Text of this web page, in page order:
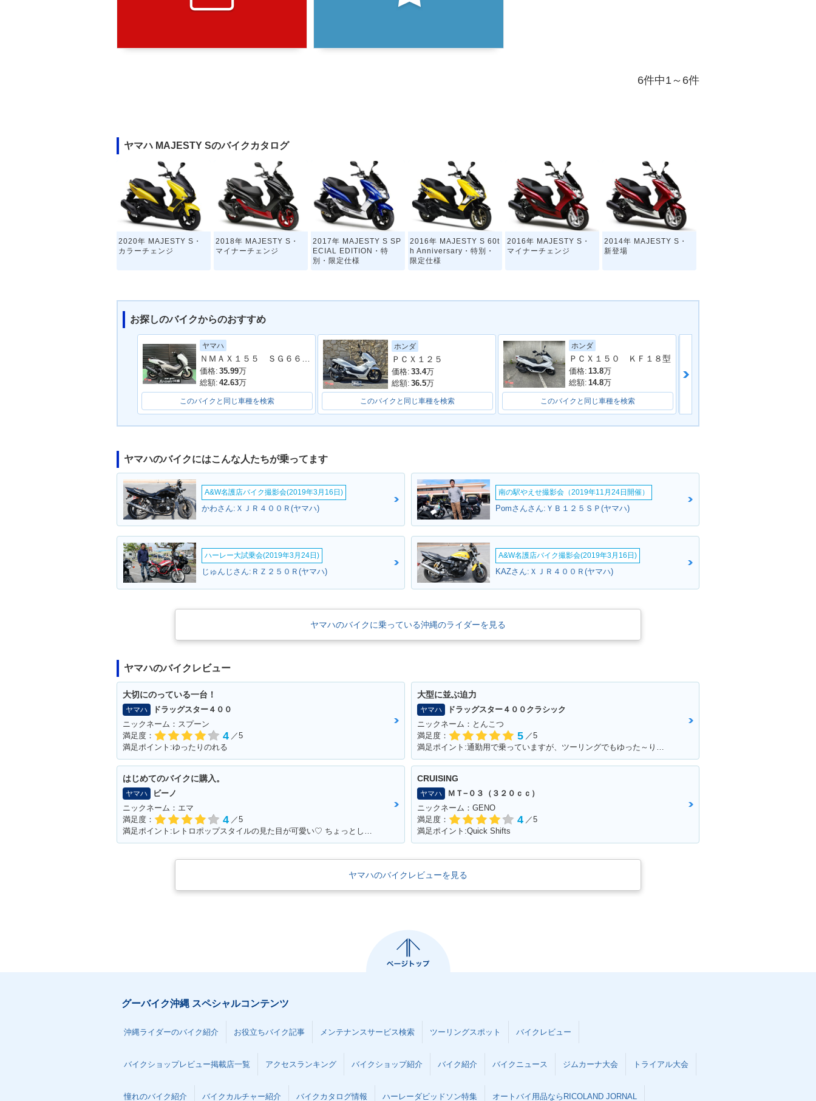
6件中1～6件
ヤマハ MAJESTY Sのバイクカタログ
2020年 MAJESTY S・
カラーチェンジ
2018年 MAJESTY S・
マイナーチェンジ
2017年 MAJESTY S SP
ECIAL EDITION・特
別・限定仕様
2016年 MAJESTY S 60t
h Anniversary・特別・
限定仕様
2016年 MAJESTY S・
マイナーチェンジ
2014年 MAJESTY S・
新登場
お探しのバイクからのおすすめ
ヤマハ
ＮＭＡＸ１５５ ＳＧ６６Ｊ ２０２３年モデル フェンダーレス シート レバー キャリパー ホワイトメタリック６
価格: 35.99万
総額: 42.63万
このバイクと同じ車種を検索
ホンダ
ＰＣＸ１２５
価格: 33.4万
総額: 36.5万
このバイクと同じ車種を検索
ホンダ
ＰＣＸ１５０ ＫＦ１８型
価格: 13.8万
総額: 14.8万
このバイクと同じ車種を検索
ヤマハのバイクにはこんな人たちが乗ってます
A&W名護店バイク撮影会(2019年3月16日)
かわさん:ＸＪＲ４００Ｒ(ヤマハ)
南の駅やえせ撮影会（2019年11月24日開催）
Pomさんさん:ＹＢ１２５ＳＰ(ヤマハ)
ハーレー大試乗会(2019年3月24日)
じゅんじさん:ＲＺ２５０Ｒ(ヤマハ)
A&W名護店バイク撮影会(2019年3月16日)
KAZさん:ＸＪＲ４００Ｒ(ヤマハ)
ヤマハのバイクに乗っている沖縄のライダーを見る
ヤマハのバイクレビュー
大切にのっている一台！
ヤマハ
ドラッグスター４００
ニックネーム：スプーン
満足度：
4 ／5
満足ポイント:ゆったりのれる
大型に並ぶ迫力
ヤマハ
ドラッグスター４００クラシック
ニックネーム：とんこつ
満足度：
5 ／5
満足ポイント:通勤用で乗っていますが、ツーリングでもゆった～り走るのに最適です。 車体は230～240kgと重いですが、座ったときの足つきも良く、走り出すと非常に安定感があり快適。 カスタムパーツも豊富で、バイクをいじりたい方は楽しめると思います。 収納は付いていないので、サイドバッグ等を取り付けて乗ると良いです。 クラシックタイプはシャフトドライブになっていて、メンテナンスが苦手な方にもオススメ。 大型に負けないフォルムなので「ハーレーに乗りたいけど中免しか持ってない。。」と言う方は是非！
はじめてのバイクに購入。
ヤマハ
ビーノ
ニックネーム：エマ
満足度：
4 ／5
満足ポイント:レトロポップスタイルの見た目が可愛い♡ ちょっとしたお買いものに行くときに便利！
CRUISING
ヤマハ
ＭＴ−０３（３２０ｃｃ）
ニックネーム：GENO
満足度：
4 ／5
満足ポイント:Quick Shifts
ヤマハのバイクレビューを見る
グーバイク沖縄 スペシャルコンテンツ
沖縄ライダーのバイク紹介 お役立ちバイク記事 メンテナンスサービス検索 ツーリングスポット バイクレビュー
バイクショップレビュー掲載店一覧 アクセスランキング バイクショップ紹介 バイク紹介 バイクニュース ジムカーナ大会 トライアル大会
憧れのバイク紹介 バイクカルチャー紹介 バイクカタログ情報 ハーレーダビッドソン特集 オートバイ用品ならRICOLAND JORNAL